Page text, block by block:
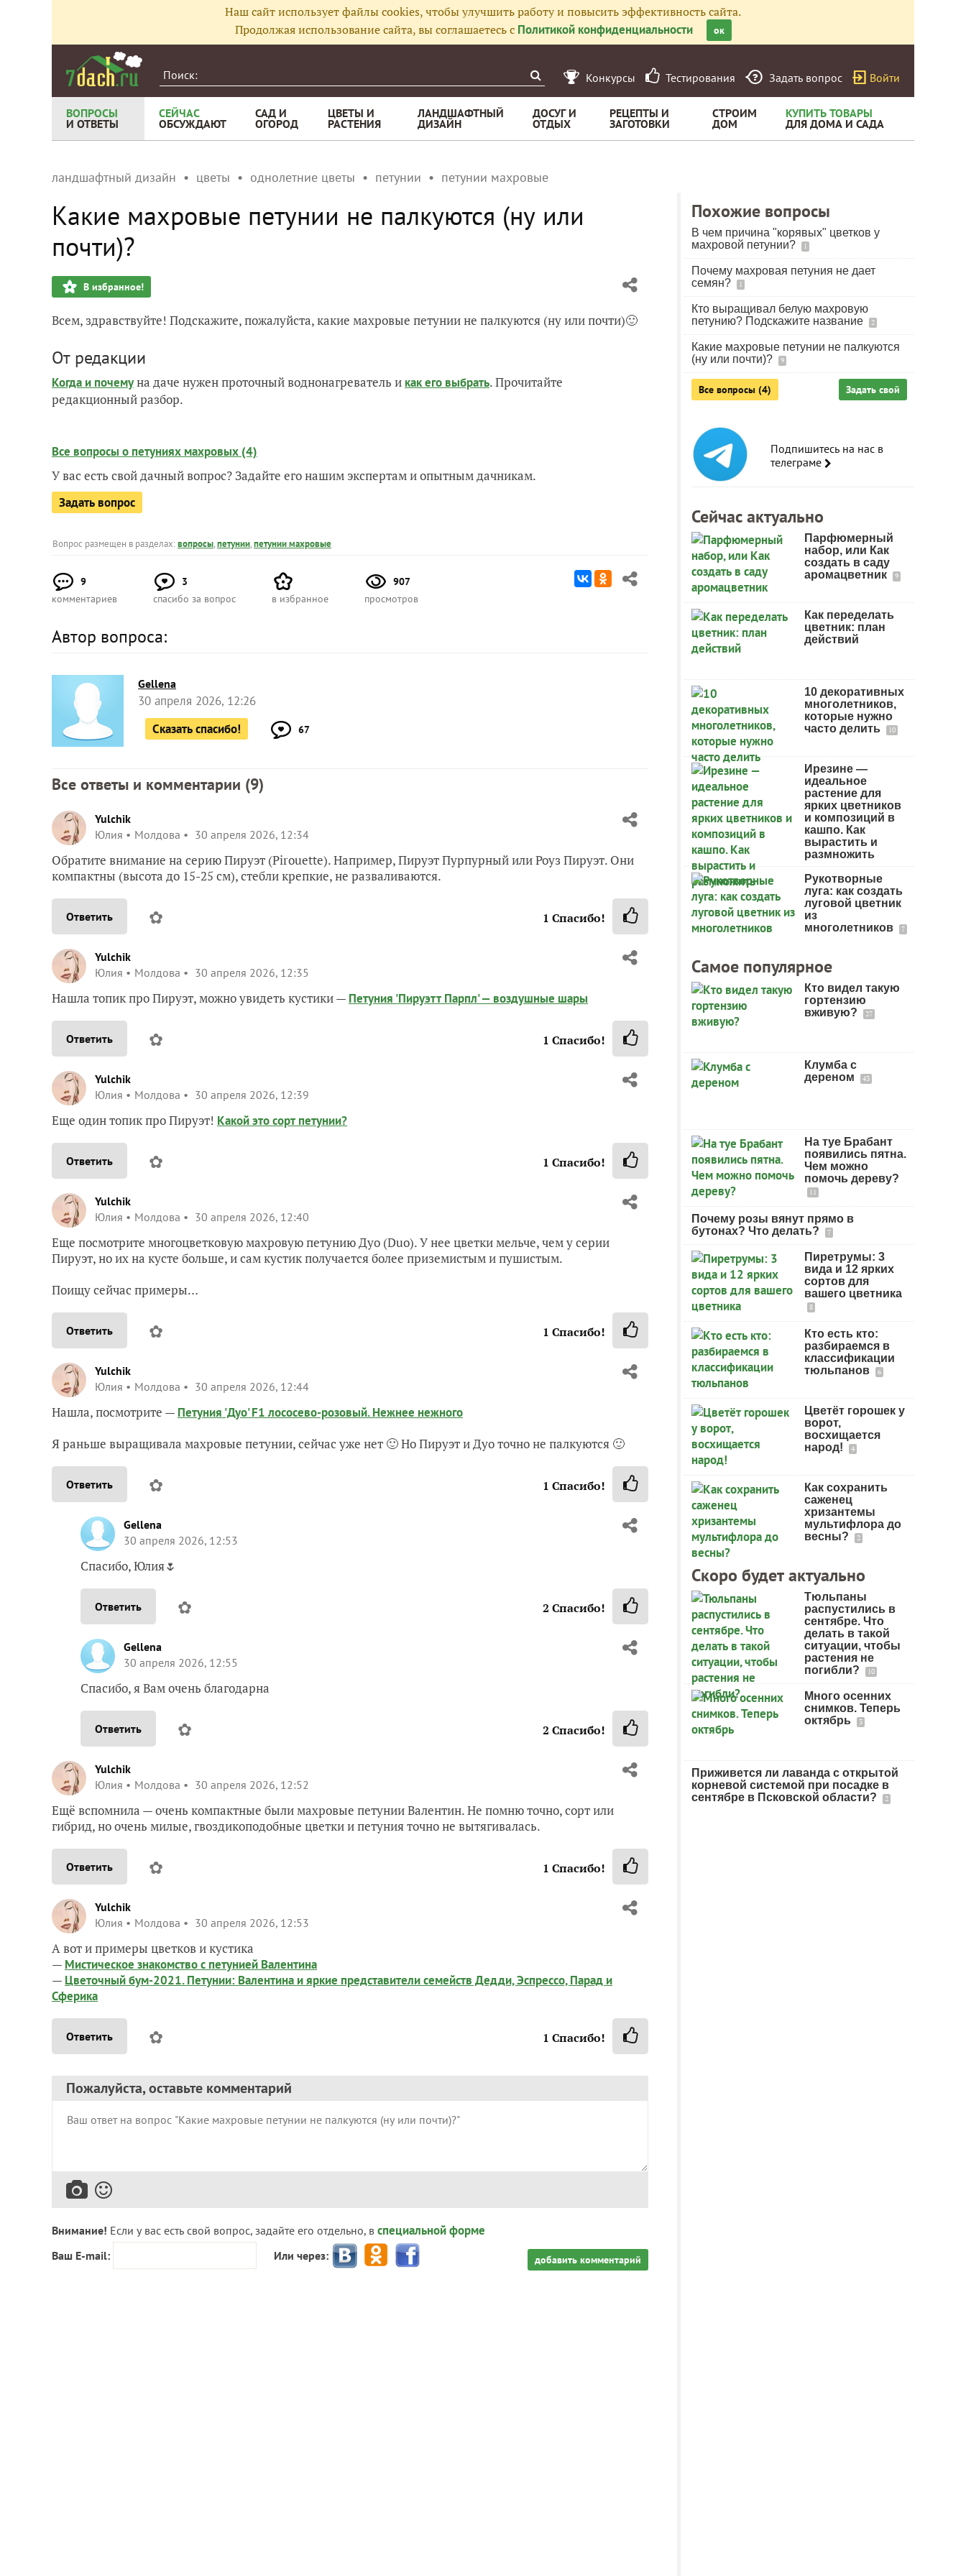
Наш сайт использует файлы cookies, чтобы улучшить работу и повысить эффективность сайта.
Продолжая использование сайта, вы соглашаетесь с Политикой конфиденциальности ок
Конкурсы Тестирования Задать вопрос Войти
ВОПРОСЫ
И ОТВЕТЫ
СЕЙЧАС
ОБСУЖДАЮТ
САД И
ОГОРОД
ЦВЕТЫ И
РАСТЕНИЯ
ЛАНДШАФТНЫЙ
ДИЗАЙН
ДОСУГ И
ОТДЫХ
РЕЦЕПТЫ И
ЗАГОТОВКИ
СТРОИМ
ДОМ
КУПИТЬ ТОВАРЫ
ДЛЯ ДОМА И САДА
ландшафтный дизайн цветы однолетние цветы петунии петунии махровые
Какие махровые петунии не палкуются (ну или
почти)?
В избранное!
Всем, здравствуйте! Подскажите, пожалуйста, какие махровые петунии не палкуются (ну или почти)🙂
От редакции
Когда и почемуна даче нужен проточный воднонагреватель и как его выбрать. Прочитайте
редакционный разбор.
Все вопросы о петуниях махровых (4)
У вас есть свой дачный вопрос? Задайте его нашим экспертам и опытным дачникам.
Задать вопрос
Вопрос размещен в разделах:вопросы,петунии,петунии махровые
9
комментариев
3
спасибо за вопрос
в избранное
907
просмотров
Автор вопроса:
Gellena
30 апреля 2026, 12:26
Сказать спасибо!
67
Все ответы и комментарии (9)
Yulchik
Юлия
Молдова 30 апреля 2026, 12:34
Обратите внимание на серию Пируэт (Pirouette). Например, Пируэт Пурпурный или Роуз Пируэт. Они
компактны (высота до 15-25 см), стебли крепкие, не разваливаются.
Ответить ✿ 1 Спасибо!
Yulchik
Юлия
Молдова 30 апреля 2026, 12:35
Нашла топик про Пируэт, можно увидеть кустики — Петуния 'Пируэтт Парпл' — воздушные шары
Ответить ✿ 1 Спасибо!
Yulchik
Юлия
Молдова 30 апреля 2026, 12:39
Еще один топик про Пируэт! Какой это сорт петунии?
Ответить ✿ 1 Спасибо!
Yulchik
Юлия
Молдова 30 апреля 2026, 12:40
Еще посмотрите многоцветковую махровую петунию Дуо (Duo). У нее цветки мельче, чем у серии
Пируэт, но их на кусте больше, и сам кустик получается более приземистым и пушистым.
Поищу сейчас примеры…
Ответить ✿ 1 Спасибо!
Yulchik
Юлия
Молдова 30 апреля 2026, 12:44
Нашла, посмотрите — Петуния 'Дуо' F1 лососево-розовый. Нежнее нежного
Я раньше выращивала махровые петунии, сейчас уже нет 🙂 Но Пируэт и Дуо точно не палкуются 🙂
Ответить ✿ 1 Спасибо!
Gellena
30 апреля 2026, 12:53
Спасибо, Юлия🌷
Ответить ✿ 2 Спасибо!
Gellena
30 апреля 2026, 12:55
Спасибо, я Вам очень благодарна
Ответить ✿ 2 Спасибо!
Yulchik
Юлия
Молдова 30 апреля 2026, 12:52
Ещё вспомнила — очень компактные были махровые петунии Валентин. Не помню точно, сорт или
гибрид, но очень милые, гвоздикоподобные цветки и петуния точно не вытягивалась.
Ответить ✿ 1 Спасибо!
Yulchik
Юлия
Молдова 30 апреля 2026, 12:53
А вот и примеры цветков и кустика
— Мистическое знакомство с петунией Валентина
— Цветочный бум-2021. Петунии: Валентина и яркие представители семейств Дедди, Эспрессо, Парад и
Сферика
Ответить ✿ 1 Спасибо!
Пожалуйста, оставьте комментарий
Внимание! Если у вас есть свой вопрос, задайте его отдельно, в специальной форме
Ваш E-mail: Или через: добавить комментарий
Похожие вопросы
В чем причина "корявых" цветков у
махровой петунии?
1
Почему махровая петуния не дает
семян?
1
Кто выращивал белую махровую
петунию? Подскажите название
2
Какие махровые петунии не палкуются
(ну или почти)?
9
Все вопросы (4) Задать свой
Подпишитесь на нас в
телеграме
Сейчас актуально
Парфюмерный
набор, или Как
создать в саду
аромацветник
9
Как переделать
цветник: план
действий
10 декоративных
многолетников,
которые нужно
часто делить
10
Ирезине —
идеальное
растение для
ярких цветников
и композиций в
кашпо. Как
вырастить и
размножить
Рукотворные
луга: как создать
луговой цветник
из
многолетников
7
Самое популярное
Кто видел такую
гортензию
вживую?
27
Клумба с
дереном
43
На туе Брабант
появились пятна.
Чем можно
помочь дереву?
11
Почему розы вянут прямо в
бутонах? Что делать?
7
Пиретрумы: 3
вида и 12 ярких
сортов для
вашего цветника
8
Кто есть кто:
разбираемся в
классификации
тюльпанов
6
Цветёт горошек у
ворот,
восхищается
народ!
4
Как сохранить
саженец
хризантемы
мультифлора до
весны?
2
Скоро будет актуально
Тюльпаны
распустились в
сентябре. Что
делать в такой
ситуации, чтобы
растения не
погибли?
10
Много осенних
снимков. Теперь
октябрь
3
Приживется ли лаванда с открытой
корневой системой при посадке в
сентябре в Псковской области?
2